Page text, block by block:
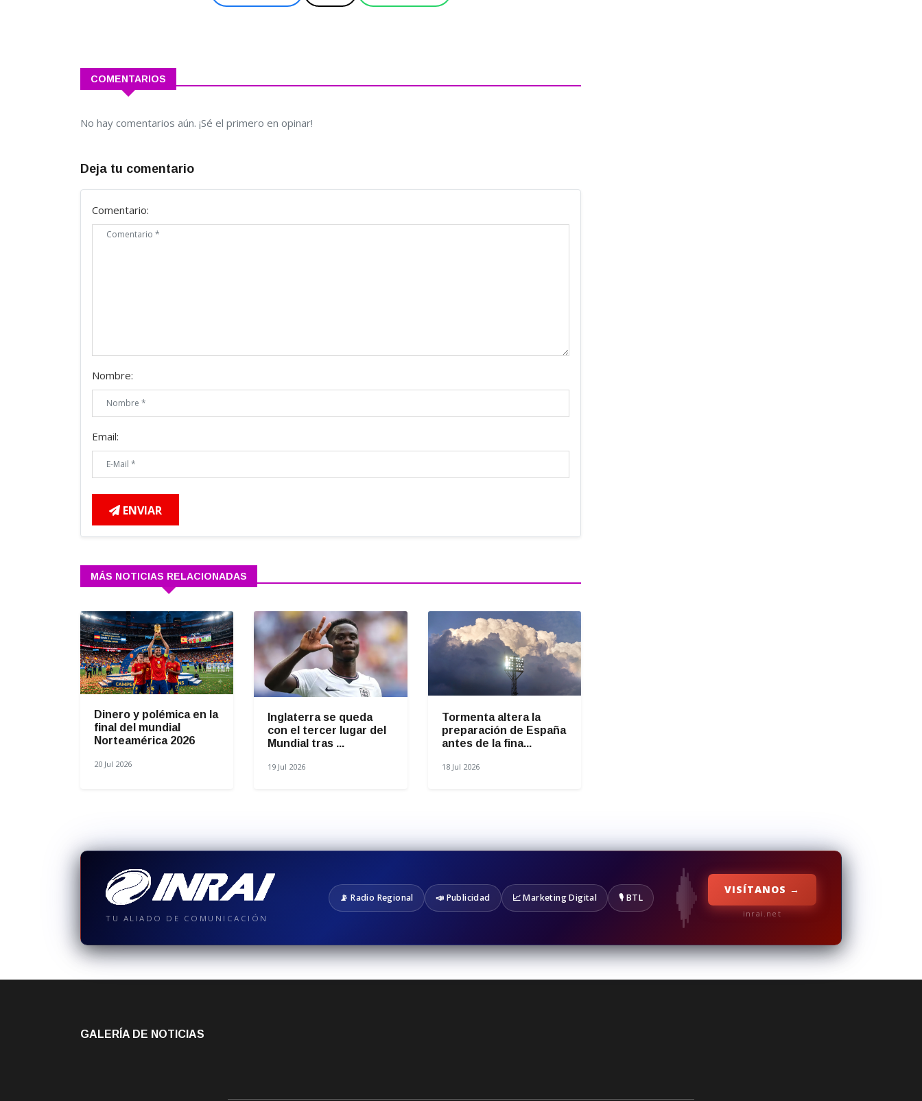
COMENTARIOS
No hay comentarios aún. ¡Sé el primero en opinar!
Deja tu comentario
Comentario:
Nombre:
Email:
ENVIAR
MÁS NOTICIAS RELACIONADAS
Dinero y polémica en la
final del mundial
Norteamérica 2026
20 Jul 2026
Inglaterra se queda
con el tercer lugar del
Mundial tras ...
19 Jul 2026
Tormenta altera la
preparación de España
antes de la fina...
18 Jul 2026
TU ALIADO DE COMUNICACIÓN
📡 Radio Regional 📣 Publicidad 📈 Marketing Digital 🎙️ BTL
VISÍTANOS →
inrai.net
GALERÍA DE NOTICIAS